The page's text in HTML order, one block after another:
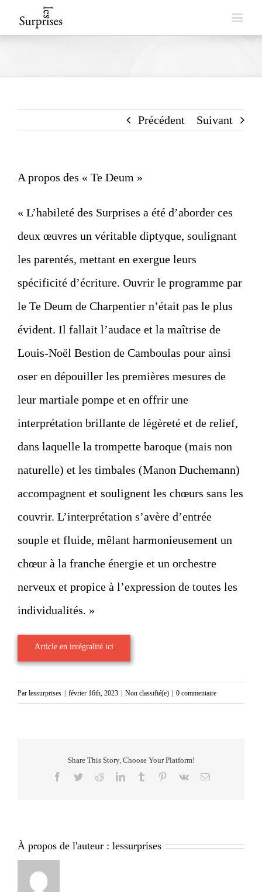
to
Précédent Suivant
A propos des « Te Deum »
« L’habileté des Surprises a été d’aborder ces
deux œuvres un véritable diptyque, soulignant
les parentés, mettant en exergue leurs
spécificité d’écriture. Ouvrir le programme par
le Te Deum de Charpentier n’était pas le plus
évident. Il fallait l’audace et la maîtrise de
Louis-Noël Bestion de Camboulas pour ainsi
oser en dépouiller les premières mesures de
leur martiale pompe et en offrir une
interprétation brillante de légèreté et de relief,
dans laquelle la trompette baroque (mais non
naturelle) et les timbales (Manon Duchemann)
accompagnent et soulignent les chœurs sans les
couvrir. L’interprétation s’avère d’entrée
souple et fluide, mêlant harmonieusement un
chœur à la franche énergie et un orchestre
nerveux et propice à l’expression de toutes les
individualités. »
Article en intégralité ici
Par lessurprises février 16th, 2023 Non classifié(e) 0 commentaire
Share This Story, Choose Your Platform!
Facebook
TwitterRedditLinkedInTumblr Pinterest
Vk Email
À propos de l'auteur : lessurprises